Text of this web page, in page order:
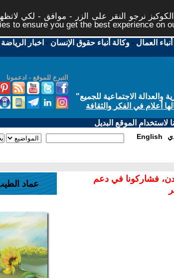
نرجو النقر على الزر - موافق - لكي
to ensure you get the best experience on
العمال -وكالة أنباء حقوق الإنسان - اخبار الرياضة
التبرع للموقع - ادعمونا
الاجتماعية للجميع"
أعلام في الفكر والثقافة
لاستخدام الموقع البديل
English
فشاركونا في دعم
عماد